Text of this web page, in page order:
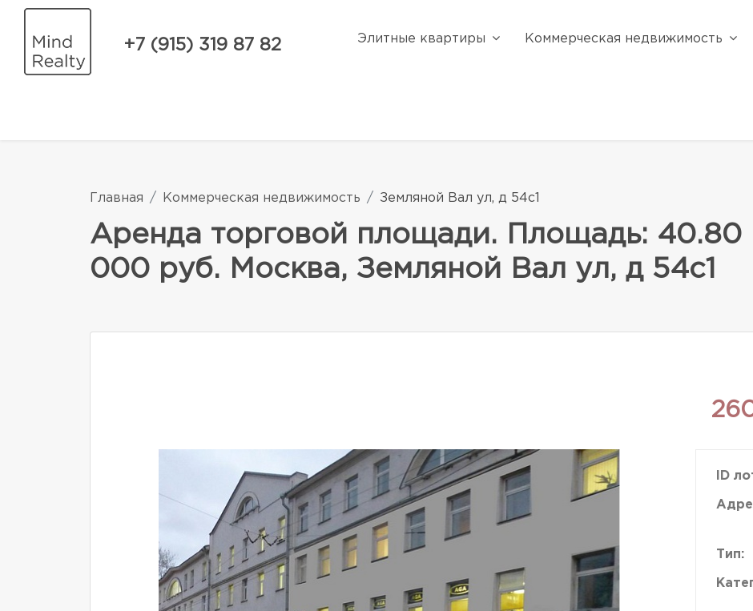
+7 (915) 319 87 82 Элитные квартиры Коммерческая недвижимость
Главная Коммерческая недвижимость Земляной Вал ул, д 54с1
Аренда торговой площади. Площадь: 40.80
000 руб. Москва, Земляной Вал ул, д 54с1
ID
Тип: